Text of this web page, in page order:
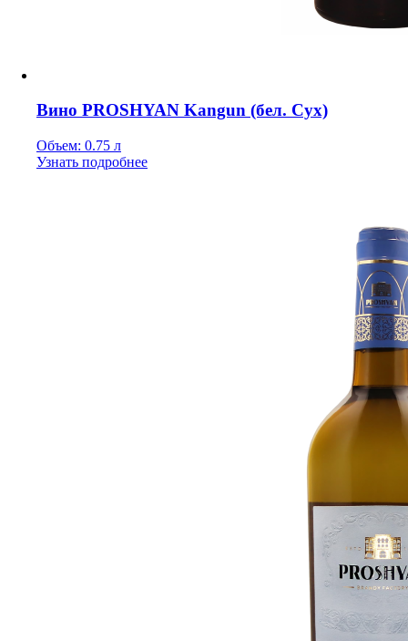
Вино PROSHYAN Kangun (бел. Сух)
Объем: 0.75 л
Узнать подробнее